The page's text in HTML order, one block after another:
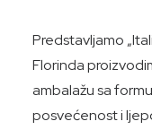
Predstavljamo
Florinda
ambalažu sa
posvećenost i